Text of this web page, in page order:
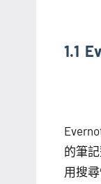
1.1
的筆
用搜